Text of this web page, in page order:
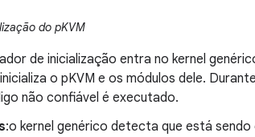
do pKVM
de inicialização entra no kernel
o pKVM e os módulos dele.
não confiável é executado.
:o kernel genérico detecta que está